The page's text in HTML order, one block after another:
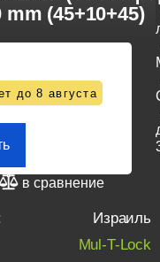
mm (45+10+45)
до 8 августа
в сравнение
Израиль
Mul-T-Lock